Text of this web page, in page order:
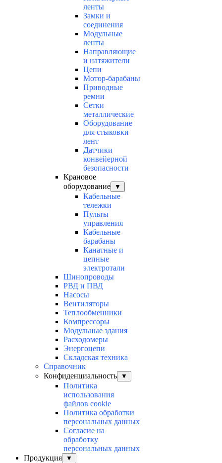
ленты
Замки и
соединения
Модульные
ленты
Направляющие
и натяжители
Цепи
Мотор-барабаны
Приводные
ремни
Сетки
металлические
Оборудование
для стыковки
лент
Датчики
конвейерной
безопасности
Крановое
оборудование
▼
Кабельные
тележки
Пульты
управления
Кабельные
барабаны
Канатные и
цепные
электротали
Шинопроводы
РВД и ПВД
Насосы
Вентиляторы
Теплообменники
Компрессоры
Модульные здания
Расходомеры
Энергоцепи
Складская техника
Справочник
Конфиденциальность
▼
Политика
использования
файлов cookie
Политика обработки
персональных данных
Согласие на
обработку
персональных данных
Продукция
▼